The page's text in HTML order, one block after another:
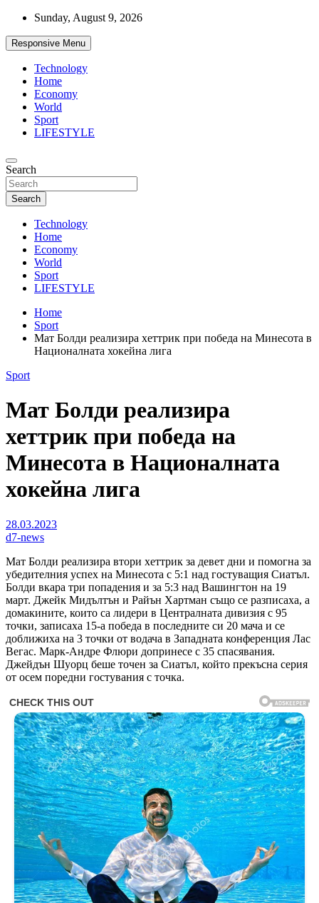
Skip
content
Sunday, August 9, 2026
Responsive Menu
Technology
Home
Economy
World
Sport
LIFESTYLE
d7-news.com
News
Search
Search
Technology
Home
Economy
World
Sport
LIFESTYLE
Home
Sport
Мат Болди реализира хеттрик при победа на Минесота в
Националната хокейна лига
Sport
Мат Болди реализира
хеттрик при победа на
Минесота в Националната
хокейна лига
28.03.2023
d7-news
Мат Болди реализира втори хеттрик за девет дни и помогна за
убедителния успех на Минесота с 5:1 над гостуващия Сиатъл.
Болди вкара три попадения и за 5:3 над Вашингтон на 19
март. Джейк Мидълтън и Райън Хартман също се разписаха, а
домакините, които са лидери в Централната дивизия с 95
точки, записаха 15-а победа в последните си 20 мача и се
доближиха на 3 точки от водача в Западната конференция Лас
Вегас. Марк-Андре Флюри допринесе с 35 спасявания.
Джейдън Шуорц беше точен за Сиатъл, който прекъсна серия
от осем поредни гостувания с точка.